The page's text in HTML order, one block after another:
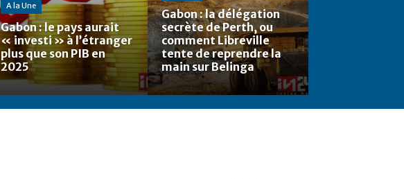
A la Une
Gabon : le pays aurait
« investi » à l’étranger
plus que son PIB en
2025
Gabon : la délégation
secrète de Perth, ou
comment Libreville
tente de reprendre la
main sur Belinga